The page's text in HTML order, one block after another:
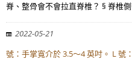
脊、整骨會不會拉直脊椎？ § 脊椎
2022-05-21
號：手掌寬介於 3.5～4 英吋。 L 號